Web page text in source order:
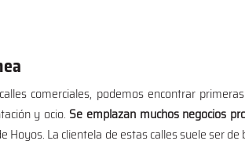
comerciales, podemos encontrar
y ocio. Se emplazan muchos negocios
Hoyos. La clientela de estas calles suele ser